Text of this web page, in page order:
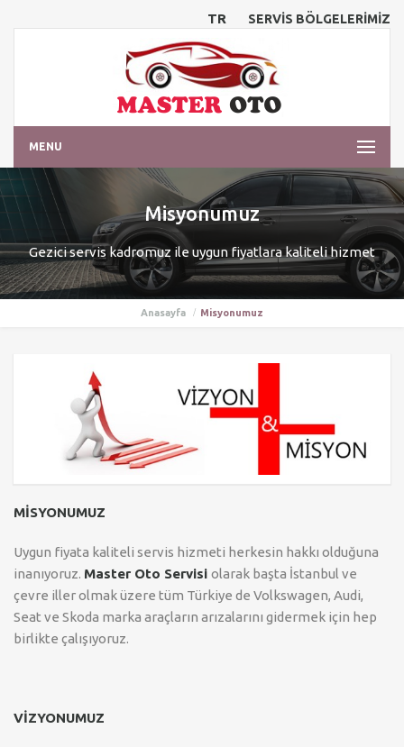
TR SERVİS BÖLGELERİMİZ
MENU
Misyonumuz
Gezici servis kadromuz ile uygun fiyatlara kaliteli hizmet
Anasayfa Misyonumuz
MİSYONUMUZ
Uygun fiyata kaliteli servis hizmeti herkesin hakkı olduğuna
inanıyoruz. Master Oto Servisi olarak başta İstanbul ve
çevre iller olmak üzere tüm Türkiye de Volkswagen, Audi,
Seat ve Skoda marka araçların arızalarını gidermek için hep
birlikte çalışıyoruz.
VİZYONUMUZ